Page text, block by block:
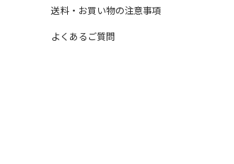
送料・お買い物の注意事項
よくあるご質問